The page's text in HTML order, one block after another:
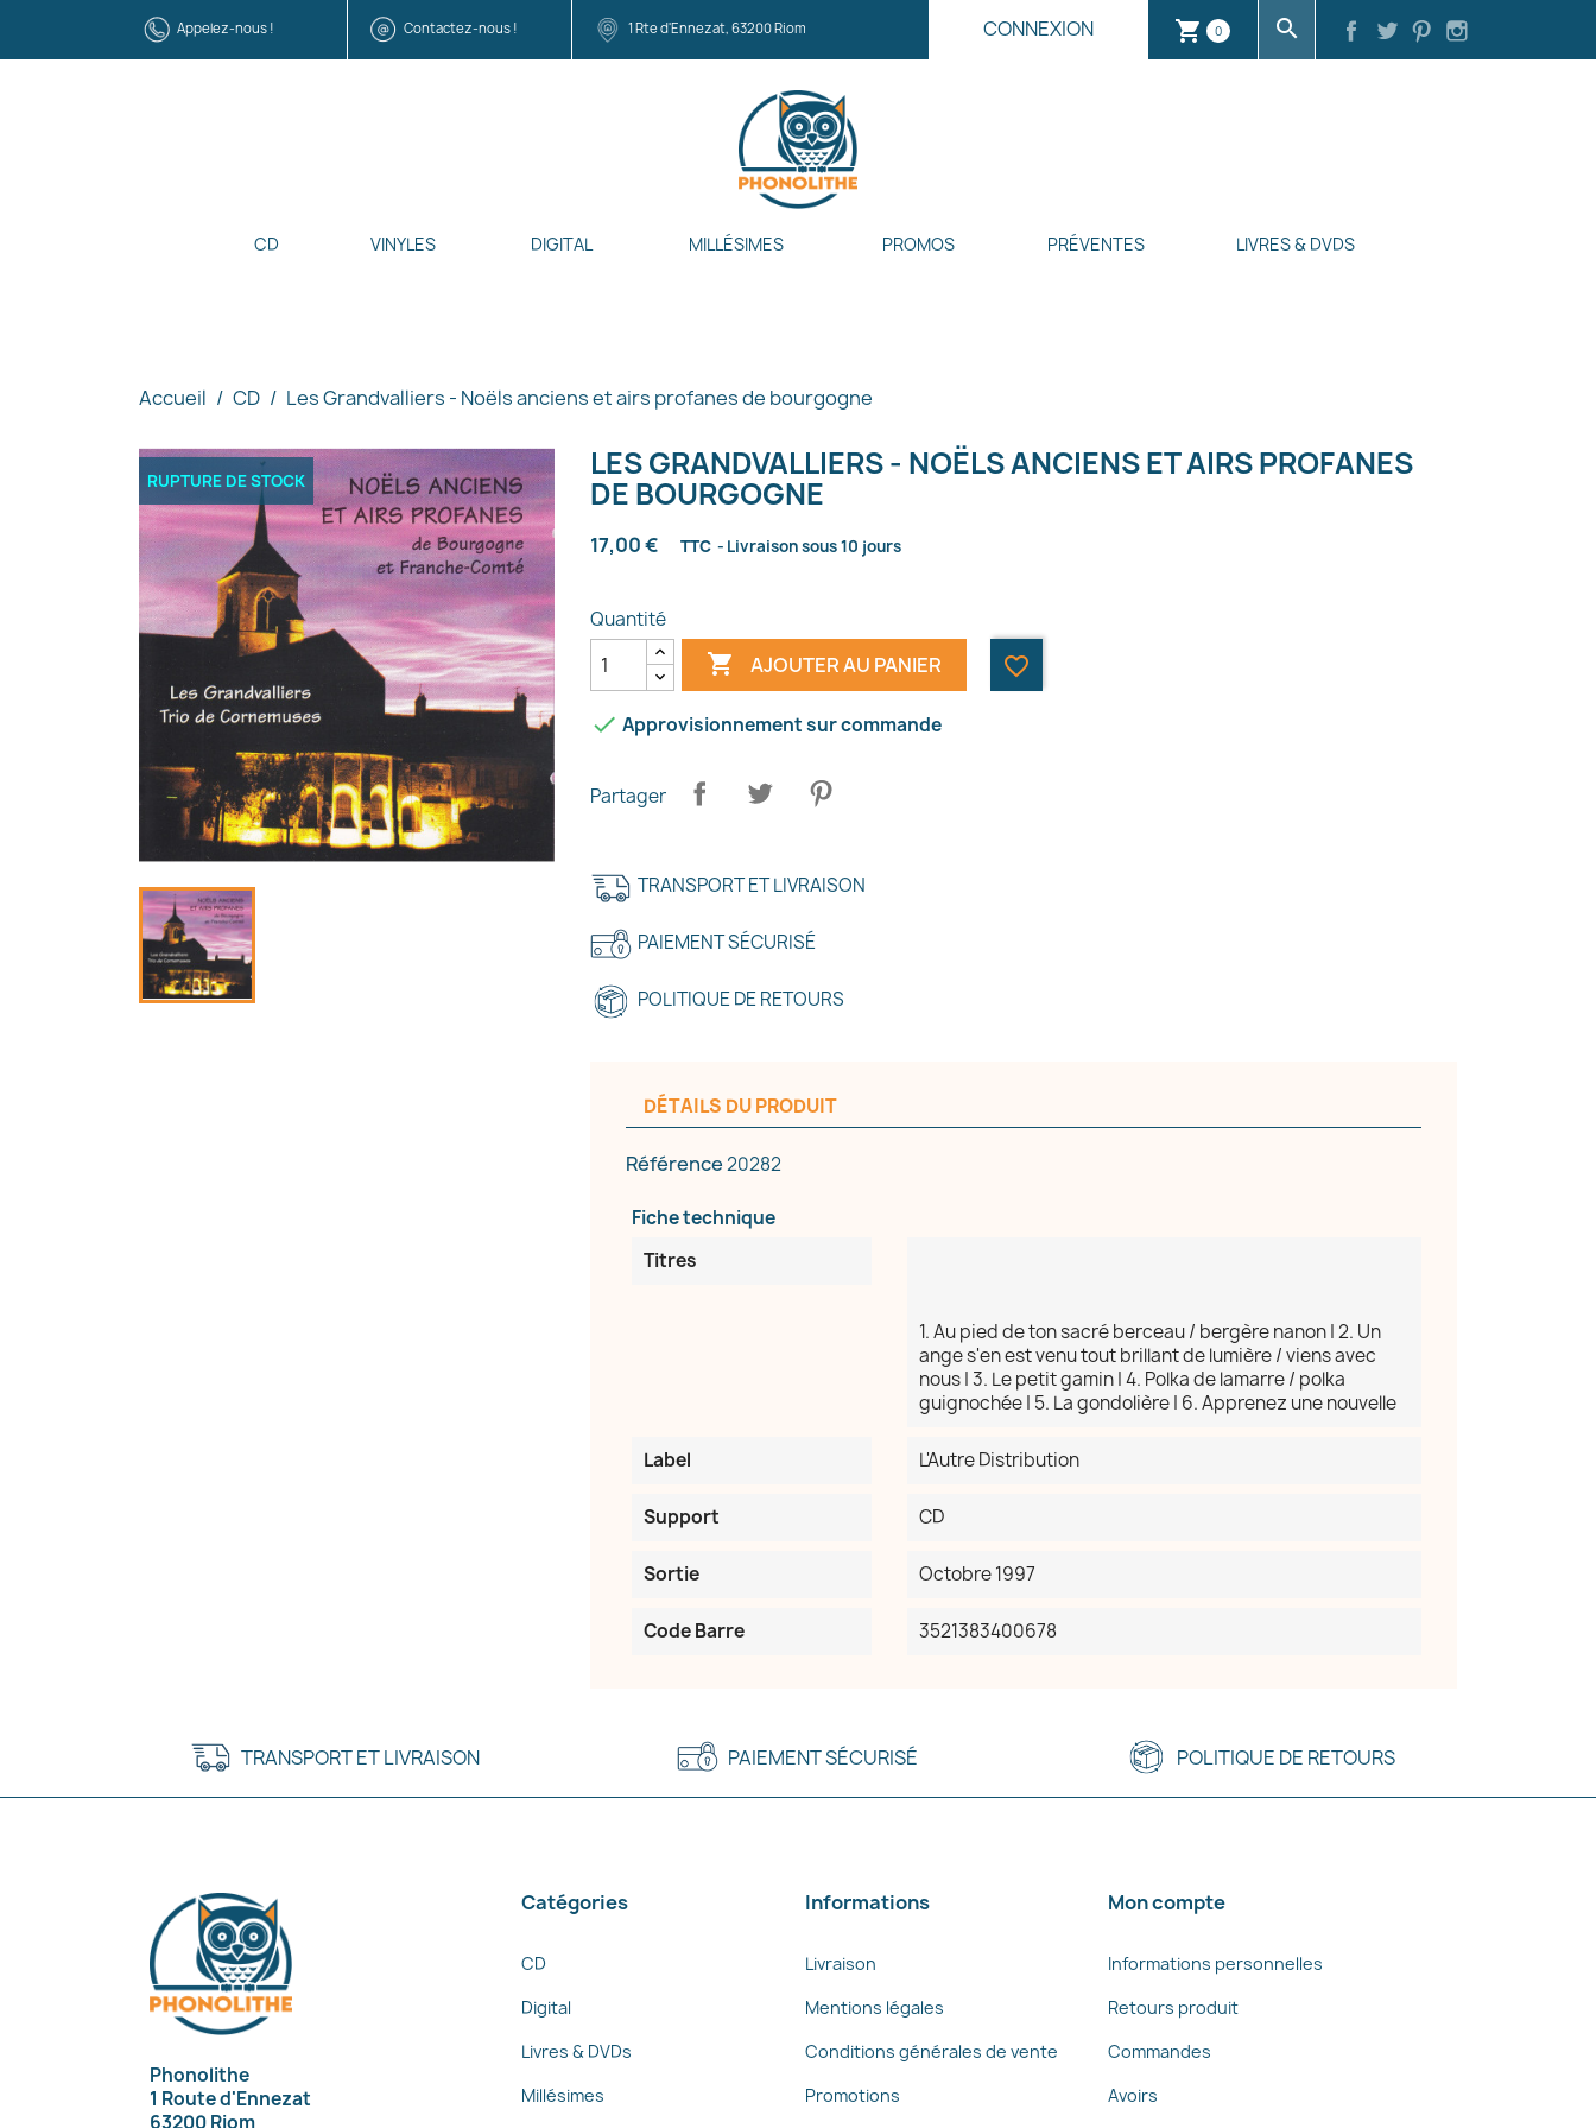
Appelez-nous ! Contactez-nous ! 1 Rte d'Ennezat, 63200 Riom CONNEXION shopping_cart 0 search
CD VINYLES DIGITAL MILLÉSIMES PROMOS PRÉVENTES LIVRES & DVDS
Accueil CD Les Grandvalliers - Noëls anciens et airs profanes de bourgogne
RUPTURE DE STOCK LES GRANDVALLIERS - NOËLS ANCIENS ET AIRS PROFANES
DE BOURGOGNE
17,00 € TTC Livraison sous 10 jours
Quantité
 AJOUTER AU PANIER favorite_border
 Approvisionnement sur commande
Partager
TRANSPORT ET LIVRAISON
PAIEMENT SÉCURISÉ
POLITIQUE DE RETOURS
DÉTAILS DU PRODUIT
Référence20282
Fiche technique
Titres
1. Au pied de ton sacré berceau / bergère nanon | 2. Un
ange s'en est venu tout brillant de lumière / viens avec
nous | 3. Le petit gamin | 4. Polka de lamarre / polka
guignochée | 5. La gondolière | 6. Apprenez une nouvelle
Label L'Autre Distribution
Support CD
Sortie Octobre 1997
Code Barre 3521383400678
Créer une liste d'envies ×
Créer une liste d'envies
TRANSPORT ET LIVRAISON PAIEMENT SÉCURISÉ POLITIQUE DE RETOURS
Phonolithe
1 Route d'Ennezat
63200 Riom
Catégories
CD
Digital
Livres & DVDs
Millésimes
Informations
Livraison
Mentions légales
Conditions générales de vente
Promotions
Mon compte
Informations personnelles
Retours produit
Commandes
Avoirs